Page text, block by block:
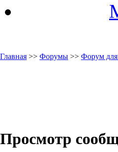
Главная >> Форумы >> Форум для
Просмотр